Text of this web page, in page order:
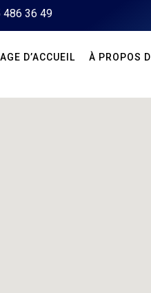
486 36 49
D’ACCUEIL À PROPOS